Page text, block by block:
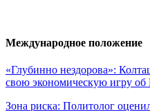
Международное положение
«Глубинно нездорова»:
свою экономическую игру об
Зона риска: Политолог